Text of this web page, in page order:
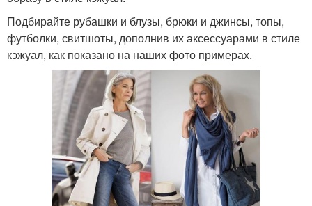
Подбирайте рубашки и блузы, брюки и джинсы, топы,
футболки, свитшоты, дополнив их аксессуарами в стиле
кэжуал, как показано на наших фото примерах.